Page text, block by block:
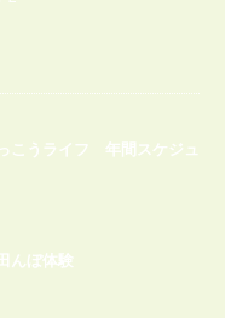
こうライフ
年間スケジュ
んぼ体験